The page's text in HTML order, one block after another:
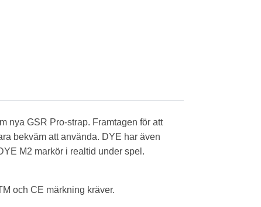
nya GSR Pro-strap. Framtagen för att
bekväm att använda. DYE har även
M2 markör i realtid under spel.
och CE märkning kräver.